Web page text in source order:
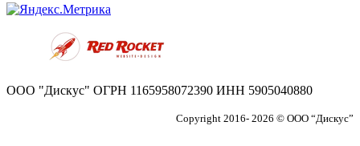
ООО "Дискус" ОГРН 1165958072390 ИНН 5905040880
Copyright 2016- 2026 © ООО “Дискус”